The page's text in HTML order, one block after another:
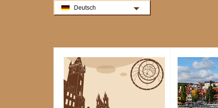
Deutsch